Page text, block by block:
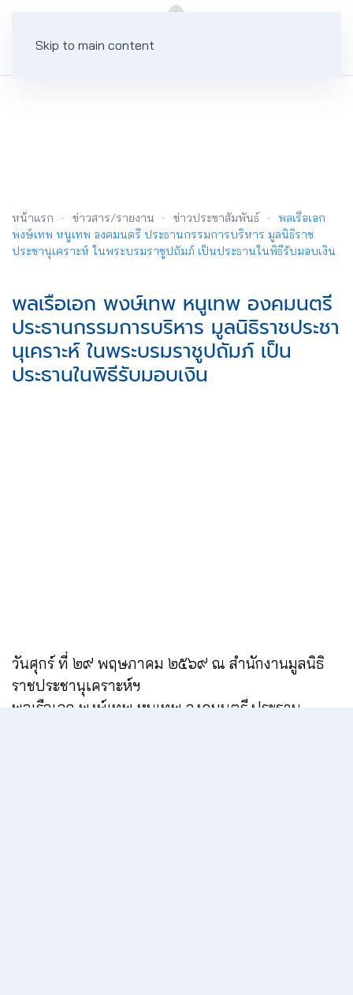
Skip to main content
หน้าแรก ข่าวสาร/รายงาน ข่าวประชาสัมพันธ์
พลเรือเอก
พงษ์เทพ หนูเทพ องคมนตรี ประธานกรรมการบริหาร มูลนิธิราช
ประชานุเคราะห์ ในพระบรมราชูปถัมภ์ เป็นประธานในพิธีรับมอบเงิน
พลเรือเอก พงษ์เทพ หนูเทพ องคมนตรี
ประธานกรรมการบริหาร มูลนิธิราชประชา
นุเคราะห์ ในพระบรมราชูปถัมภ์ เป็น
ประธานในพิธีรับมอบเงิน
วันศุกร์ ที่ ๒๙ พฤษภาคม ๒๕๖๙ ณ สำนักงานมูลนิธิ
ราชประชานุเคราะห์ฯ
พลเรือเอก พงษ์เทพ หนูเทพ องคมนตรี ประธาน